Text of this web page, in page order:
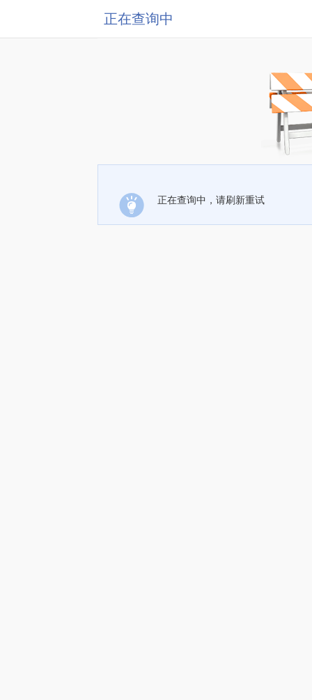
正在查询中
正在查询中，请刷新重试